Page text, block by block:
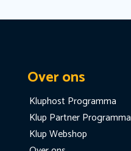
Over ons
Kluphost Programma
Klup Partner Programma
Klup Webshop